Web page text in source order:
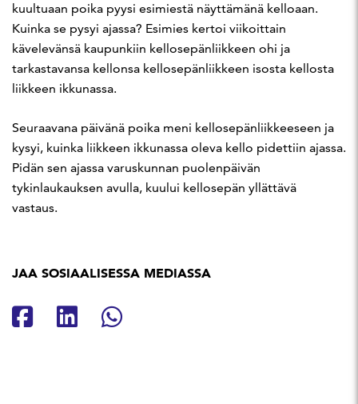
kuultuaan poika pyysi esimiestä näyttämänä kelloaan.
Kuinka se pysyi ajassa? Esimies kertoi viikoittain
kävelevänsä kaupunkiin kellosepänliikkeen ohi ja
tarkastavansa kellonsa kellosepänliikkeen isosta kellosta
liikkeen ikkunassa.
Seuraavana päivänä poika meni kellosepänliikkeeseen ja
kysyi, kuinka liikkeen ikkunassa oleva kello pidettiin ajassa.
Pidän sen ajassa varuskunnan puolenpäivän
tykinlaukauksen avulla, kuului kellosepän yllättävä
vastaus.
JAA SOSIAALISESSA MEDIASSA
Jaa Facebookissa
Jaa Linkedinissä
Jaa Whatsappissa